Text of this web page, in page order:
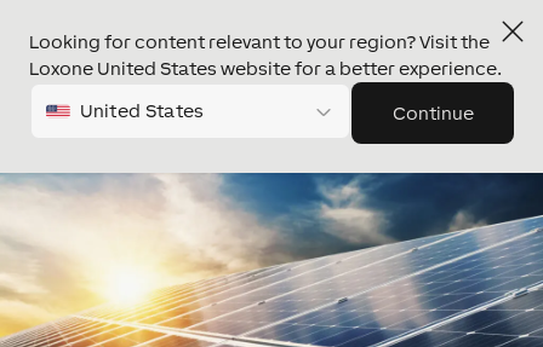
Looking for content relevant to your region? Visit the
Loxone United States website for a better experience.
United States Continue